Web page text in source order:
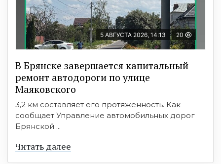
5 АВГУСТА 2026, 14:13 20
В Брянске завершается капитальный
ремонт автодороги по улице
Маяковского
3,2 км составляет его протяженность. Как
сообщает Управление автомобильных дорог
Брянской ...
Читать далее